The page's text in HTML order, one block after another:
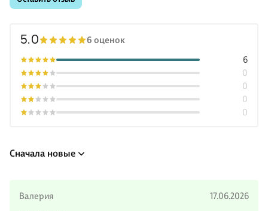
5.0 6 оценок
0
0
0
0
6
Сначала новые
Валерия 17.06.2026